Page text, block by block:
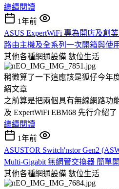
繼續閱讀
1年前
ASUS ExpertWiFi 專為開店及創
路由主機及全系列一次開箱與使
其他各種網通設備 數位生活
稍微算了一下這應該是狐仔今年
紹文章
之前算是把兩個具有無線網路功
及 ExpertWiFi EBM68 先行介紹了
繼續閱讀
1年前
ASUSTOR Switch'nstor Gen2
Multi-Gigabit 無網管交換器 簡單
其他各種網通設備 數位生活